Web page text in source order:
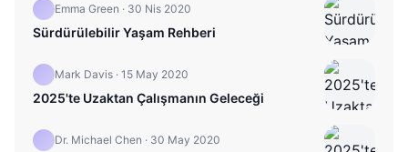
Emma Green · 30 Nis 2020
Sürdürülebilir Yaşam Rehberi
Mark Davis · 15 May 2020
2025'te Uzaktan Çalışmanın Geleceği
Dr. Michael Chen · 30 May 2020